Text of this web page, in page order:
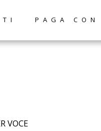
PAGA CON
VOCE